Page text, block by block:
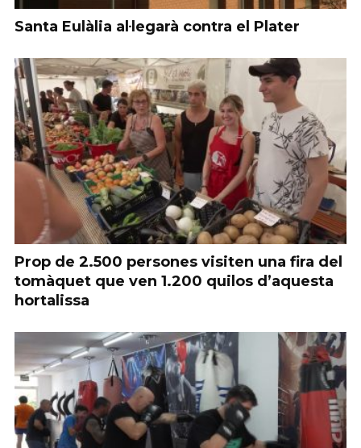
Santa Eulàlia al·legarà contra el Plater
Prop de 2.500 persones visiten una fira del
tomàquet que ven 1.200 quilos d’aquesta
hortalissa